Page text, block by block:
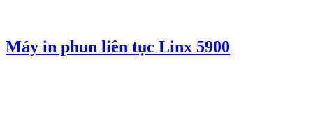
Máy in phun liên tục Linx 5900